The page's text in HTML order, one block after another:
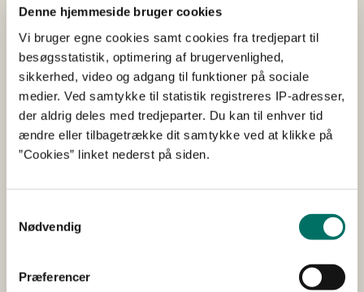
Denne hjemmeside bruger cookies
Vi bruger egne cookies samt cookies fra tredjepart til
besøgsstatistik, optimering af brugervenlighed,
sikkerhed, video og adgang til funktioner på sociale
medier. Ved samtykke til statistik registreres IP-adresser,
der aldrig deles med tredjeparter. Du kan til enhver tid
ændre eller tilbagetrække dit samtykke ved at klikke på
”Cookies” linket nederst på siden.
Nødvendig
Præferencer
forsøgsdyr samt forsøgsdyrslovgivning generelt.
Genveje
Lovgivning
AIRD
Gebyrer
3R-centeret